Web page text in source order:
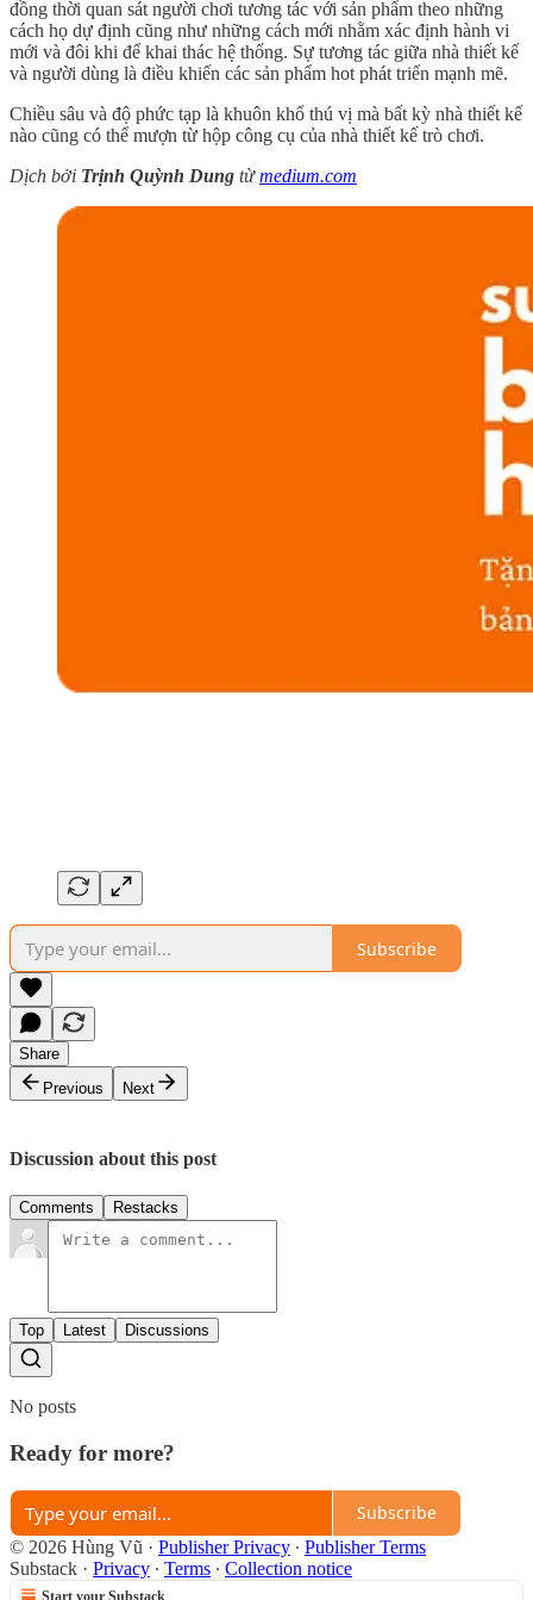
đồng thời quan sát người chơi tương tác với sản phẩm theo những
cách họ dự định cũng như những cách mới nhằm xác định hành vi
mới và đôi khi để khai thác hệ thống. Sự tương tác giữa nhà thiết kế
và người dùng là điều khiến các sản phẩm hot phát triển mạnh mẽ.
Chiều sâu và độ phức tạp là khuôn khổ thú vị mà bất kỳ nhà thiết kế
nào cũng có thể mượn từ hộp công cụ của nhà thiết kế trò chơi.
Dịch bởi Trịnh Quỳnh Dung từmedium.com
Subscribe
Share
Previous
Next
Discussion about this post
Comments Restacks
Top Latest Discussions
No posts
Ready for more?
Subscribe
© 2026 Hùng Vũ · Publisher Privacy ∙ Publisher Terms
Substack · Privacy ∙ Terms ∙ Collection notice
Start your Substack